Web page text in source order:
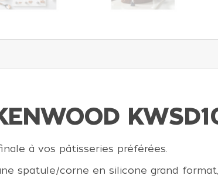
à vos pâtisseries préférées.
spatule/corne en silicone grand